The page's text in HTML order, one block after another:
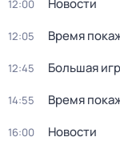
12:00 Новости
12:05 Время
12:45 Большая
14:55 Время
16:00 Новости